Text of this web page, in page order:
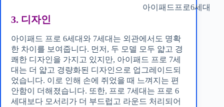
아이패드프로6세대
3. 디자인
아이패드 프로 6세대와 7세대는 외관에서도 명확
한 차이를 보여줍니다. 먼저, 두 모델 모두 얇고 경
쾌한 디자인을 가지고 있지만, 아이패드 프로 7세
대는 더 얇고 경량화된 디자인으로 업그레이드되
었습니다. 이로 인해 손에 쥐었을 때 느껴지는 편
안함이 더해졌습니다. 또한, 프로 7세대는 프로 6
세대보다 모서리가 더 부드럽고 라운드 처리되어